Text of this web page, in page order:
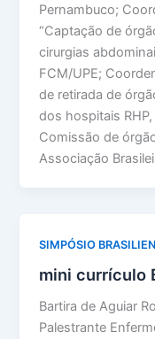
Pernambuco;
“Captação de
cirurgias
FCM/UPE;
de retirada de
dos hospitais
Comissão de
Associação
SIMPÓSIO
mini currículo
Bartira de Aguiar
Palestrante